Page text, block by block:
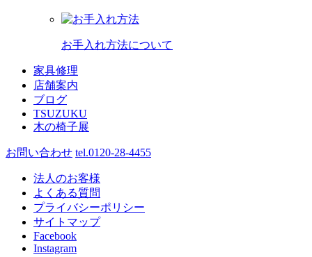
お手入れ方法について
家具修理
店舗案内
ブログ
TSUZUKU
木の椅子展
お問い合わせ tel.0120-28-4455
法人のお客様
よくある質問
プライバシーポリシー
サイトマップ
Facebook
Instagram